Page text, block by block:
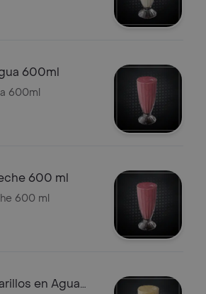
600ml
600ml
600 ml
600 ml
en Agua